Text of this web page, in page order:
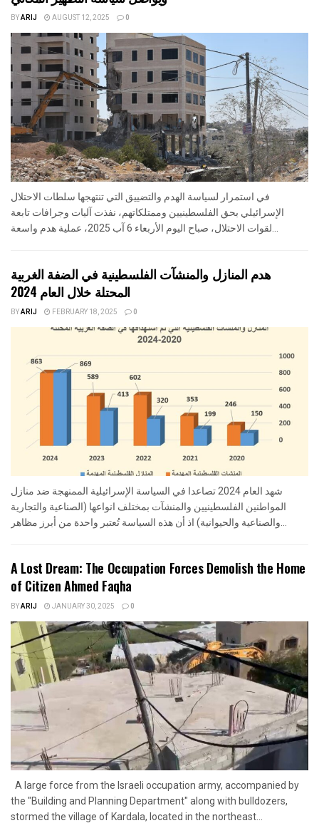
BYARIJ AUGUST 12, 2025 0
في استمرار لسياسة الهدم والتضييق التي تنتهجها سلطات الاحتلال
الإسرائيلي بحق الفلسطينيين وممتلكاتهم، نفذت آليات وجرافات تابعة
هدم المنازل والمنشآت الفلسطينية في الضفة الغربية
المحتلة خلال العام 2024
BYARIJ FEBRUARY 18, 2025 0
شهد العام 2024 تصاعدا في السياسة الإسرائيلية الممنهجة ضد منازل
المواطنين الفلسطينيين والمنشآت بمختلف انواعها (الصناعية والتجارية
A Lost Dream: The Occupation Forces Demolish the Home
of Citizen Ahmed Faqha
BYARIJ JANUARY 30, 2025 0
A large force from the Israeli occupation army, accompanied by
the "Building and Planning Department" along with bulldozers,
stormed the village of Kardala, located in the northeast...